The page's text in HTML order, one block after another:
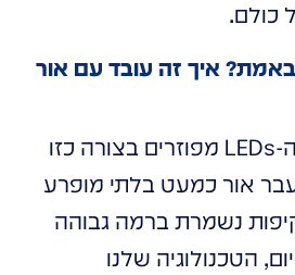
כולם.
איך זה עובד עם אור
כן, שקוף לחלוטין! ה-LEDs מפוזרים בצורה כזו
אור כמעט בלתי מופרע
נשמרת ברמה גבוהה
הטכנולוגיה שלנו